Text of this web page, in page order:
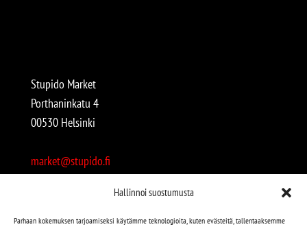
Hallinnoi suostumusta
Parhaan kokemuksen tarjoamiseksi käytämme teknologioita, kuten evästeitä, tallentaaksemme
Stupido Market
Porthaninkatu 4
00530 Helsinki
market@stupido.fi
Avoinna: